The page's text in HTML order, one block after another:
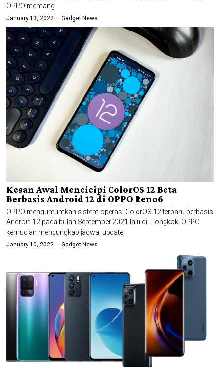
OPPO memang
January 13, 2022 Gadget News
Kesan Awal Mencicipi ColorOS 12 Beta
Berbasis Android 12 di OPPO Reno6
OPPO mengumumkan sistem operasi ColorOS 12 terbaru berbasis
Android 12 pada bulan September 2021 lalu di Tiongkok. OPPO
kemudian mengungkap jadwal update
January 10, 2022 Gadget News